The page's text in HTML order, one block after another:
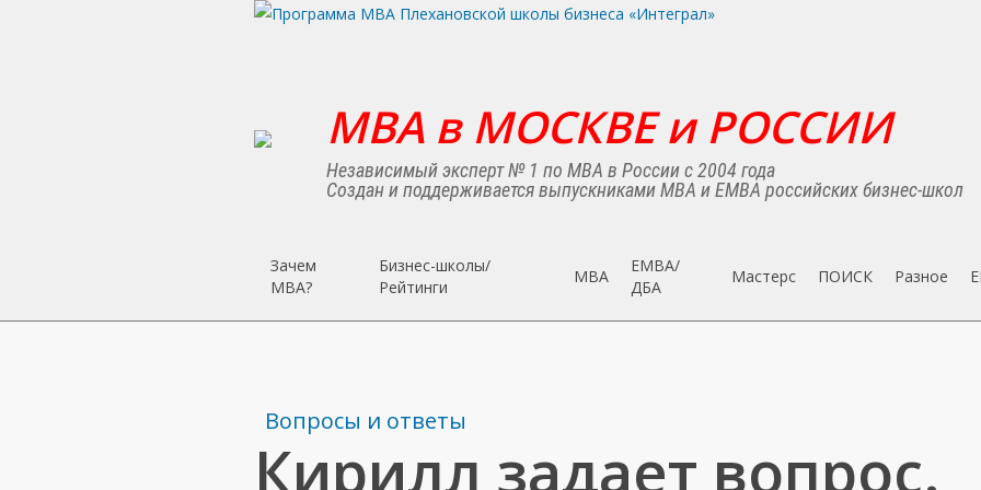
MBA в МОСКВЕ и РОССИИ
Независимый эксперт № 1 по MBA в России с 2004 года
Создан и поддерживается выпускниками MBA и EMBA российских бизнес-школ
Зачем
MBA?
Бизнес-школы/
Рейтинги
MBA
EMBA/
ДБA
Мастерс ПОИСК Разное
Вопросы и ответы
Кирилл задает вопрос.